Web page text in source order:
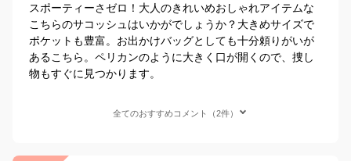
スポーティーさゼロ！大人のきれいめおしゃれアイテムな
こちらのサコッシュはいかがでしょうか？大きめサイズで
ポケットも豊富。お出かけバッグとしても十分頼りがいが
あるこちら。ペリカンのように大きく口が開くので、捜し
物もすぐに見つかります。
全てのおすすめコメント（2件）